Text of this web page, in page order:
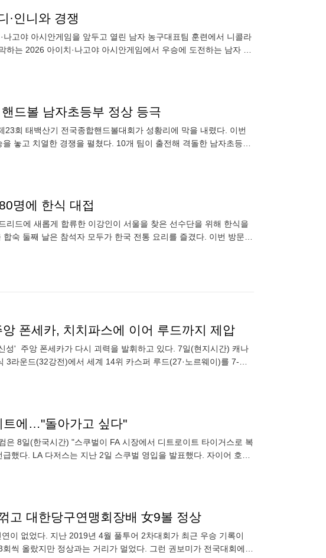
·인니와 경쟁
고야 아시안게임을 앞두고 열린 남자 농구대표팀 훈련에서 니콜라
는 2026 아이치·나고야 아시안게임에서 우승에 도전하는 남자 농
드볼 남자초등부 정상 등극
회 태백산기 전국종합핸드볼대회가 성황리에 막을 내렸다. 이번
놓고 치열한 경쟁을 펼쳤다. 10개 팀이 출전해 격돌한 남자초등부
명에 한식 대접
드에 새롭게 합류한 이강인이 서울을 찾은 선수단을 위해 한식을
숙 둘째 날은 참석자 모두가 한국 전통 요리를 즐겼다. 이번 방문의
폰세카, 치치파스에 이어 루드까지 제압
' 주앙 폰세카가 다시 괴력을 발휘하고 있다. 7일(현지시간) 캐나
라운드(32강전)에서 세계 14위 카스퍼 루드(27·노르웨이)를 7-
트에…"돌아가고 싶다"
8일(한국시간) "스쿠벌이 FA 시장에서 디트로이트 타이거스로 복
했다. LA 다저스는 지난 2일 스쿠벌 영입을 발표했다. 자이어 호프
고 대한당구연맹회장배 女9볼 정상
이 없었다. 지난 2019년 4월 풀투어 2차대회가 최근 우승 기록이
씩 올랐지만 정상과는 거리가 멀었다. 그런 권보미가 전국대회에서